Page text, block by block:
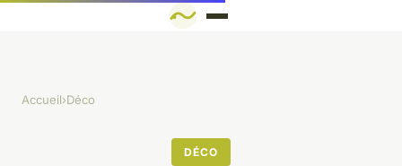
Accueil›Déco
DÉCO